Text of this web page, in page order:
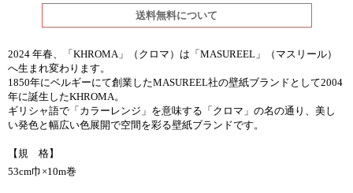
送料無料について
2024 年春、「KHROMA」（クロマ）は「MASUREEL」（マスリール）
へ生まれ変わります。
1850年にベルギーにて創業したMASUREEL社の壁紙ブランドとして2004
年に誕生したKHROMA。
ギリシャ語で「カラーレンジ」を意味する「クロマ」の名の通り、美し
い発色と幅広い色展開で空間を彩る壁紙ブランドです。
【規 格】
53cm巾×10m巻